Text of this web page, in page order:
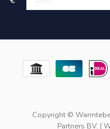
Copyright ©
Partners BV. |